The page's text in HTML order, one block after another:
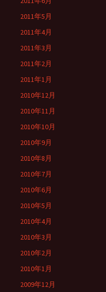
2011年5月
2011年4月
2011年3月
2011年2月
2011年1月
2010年12月
2010年11月
2010年10月
2010年9月
2010年8月
2010年7月
2010年6月
2010年5月
2010年4月
2010年3月
2010年2月
2010年1月
2009年12月